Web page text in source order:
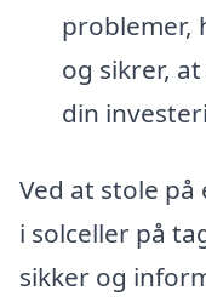
problemer,
og sikrer,
din
Ved at stole
i solceller på
sikker og